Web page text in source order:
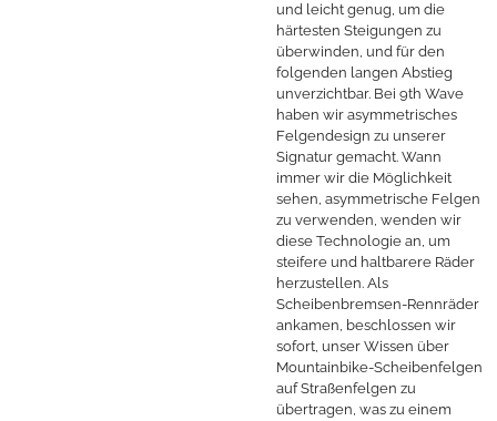
und leicht genug, um die
härtesten Steigungen zu
überwinden, und für den
folgenden langen Abstieg
unverzichtbar. Bei 9th Wave
haben wir asymmetrisches
Felgendesign zu unserer
Signatur gemacht. Wann
immer wir die Möglichkeit
sehen, asymmetrische Felgen
zu verwenden, wenden wir
diese Technologie an, um
steifere und haltbarere Räder
herzustellen. Als
Scheibenbremsen-Rennräder
ankamen, beschlossen wir
sofort, unser Wissen über
Mountainbike-Scheibenfelgen
auf Straßenfelgen zu
übertragen, was zu einem